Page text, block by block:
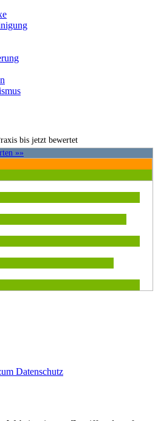
bis jetzt bewertet
»»
Datenschutz